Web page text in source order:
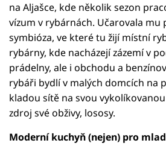
na Aljašce, kde několik sezon
vízum v rybárnách. Učarovala mu
symbióza, ve které tu žijí místní
rybárny, kde nacházejí zázemí v
prádelny, ale i obchodu a
rybáři bydlí v malých domcích na
kladou sítě na svou
zdroj své obživy, lososy.
Moderní kuchyň (nejen) pro